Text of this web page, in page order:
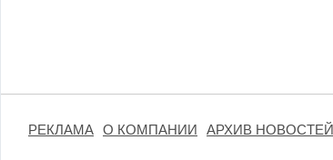
РЕКЛАМА О КОМПАНИИ АРХИВ НОВОСТЕЙ